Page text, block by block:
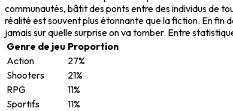
communautés, bâtit des ponts entre des individus de
réalité est souvent plus étonnante que la fiction. En fin
jamais sur quelle surprise on va tomber. Entre
Genre de jeu Proportion
Action
27%
Shooters
21%
RPG
11%
Sportifs
11%